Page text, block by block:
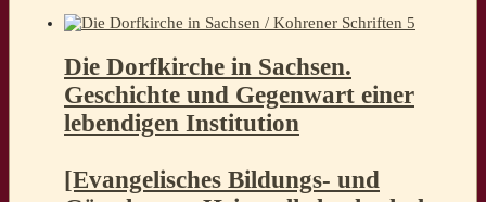
Die Dorfkirche in Sachsen.
Geschichte und Gegenwart einer
lebendigen Institution
[Evangelisches Bildungs- und